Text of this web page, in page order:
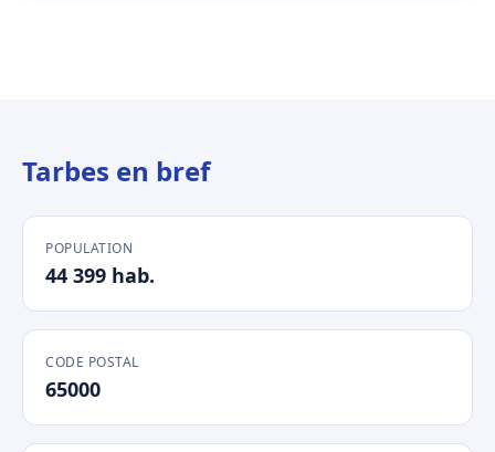
Tarbes en bref
POPULATION
44 399 hab.
CODE POSTAL
65000